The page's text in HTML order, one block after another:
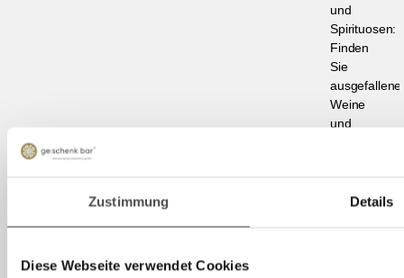
Zustimmung Details
Diese Webseite verwendet Cookies
und
Spirituosen:
Finden
Sie
ausgefallene
Weine
und
Anlässe.